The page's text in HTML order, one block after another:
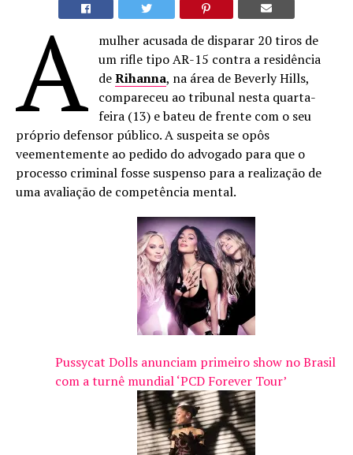
A
mulher acusada de disparar 20 tiros de
um rifle tipo AR-15 contra a residência
deRihanna, na área de Beverly Hills,
compareceu ao tribunal nesta quarta-
feira (13) e bateu de frente com o seu
próprio defensor público. A suspeita se opôs
veementemente ao pedido do advogado para que o
processo criminal fosse suspenso para a realização de
uma avaliação de competência mental.
Pussycat Dolls anunciam primeiro show no Brasil
com a turnê mundial ‘PCD Forever Tour’